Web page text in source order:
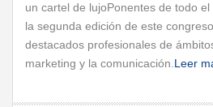
un cartel de lujoPonentes de todo
la segunda edición de este
destacados profesionales de
marketing y la comunicación.Leer